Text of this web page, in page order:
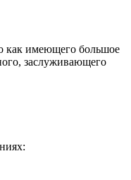
как имеющего большое
заслуживающего